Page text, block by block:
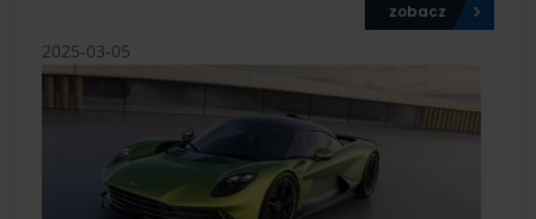
zobacz
2025-03-05